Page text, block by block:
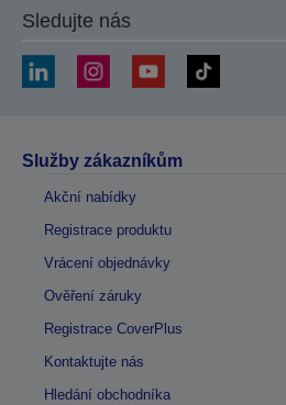
Sledujte nás
Služby zákazníkům
Akční nabídky
Registrace produktu
Vrácení objednávky
Ověření záruky
Registrace CoverPlus
Kontaktujte nás
Hledání obchodníka